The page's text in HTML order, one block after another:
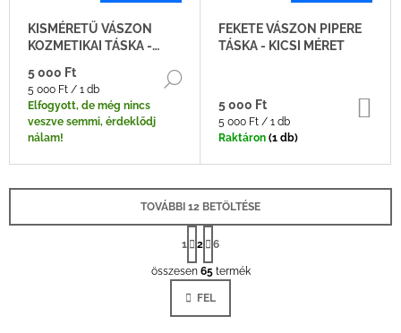
KISMÉRETŰ VÁSZON
KOZMETIKAI TÁSKA -
5 000 Ft
Egységár:
5 000 Ft / 1 db
BŐVEBBEN
Elfogyott, de még nincs
veszve semmi, érdeklődj
nálam!
FEKETE VÁSZON PIPERE
TÁSKA - KICSI MÉRET
5 000 Ft
Egységár:
5 000 Ft / 1 db
Raktáron (1 db)
L
I
S
T
TOVÁBBI 12 BETÖLTÉSE
L
A
P
O
Z
Á
S
1 2 6
összesen 65termék
FEL